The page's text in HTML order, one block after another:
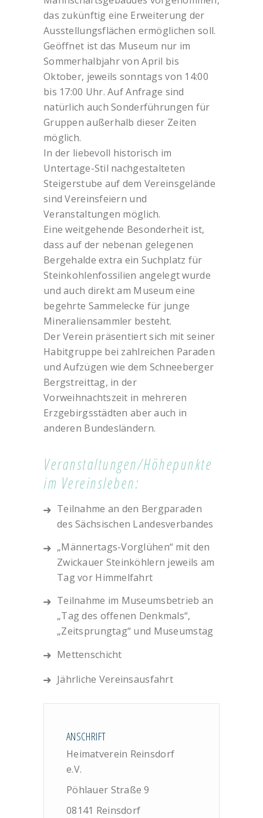
das zukünftig eine Erweiterung der
Ausstellungsflächen ermöglichen soll.
Geöffnet ist das Museum nur im
Sommerhalbjahr von April bis
Oktober, jeweils sonntags von 14:00
bis 17:00 Uhr. Auf Anfrage sind
natürlich auch Sonderführungen für
Gruppen außerhalb dieser Zeiten
möglich.
In der liebevoll historisch im
Untertage-Stil nachgestalteten
Steigerstube auf dem Vereinsgelände
sind Vereinsfeiern und
Veranstaltungen möglich.
Eine weitgehende Besonderheit ist,
dass auf der nebenan gelegenen
Bergehalde extra ein Suchplatz für
Steinkohlenfossilien angelegt wurde
und auch direkt am Museum eine
begehrte Sammelecke für junge
Mineraliensammler besteht.
Der Verein präsentiert sich mit seiner
Habitgruppe bei zahlreichen Paraden
und Aufzügen wie dem Schneeberger
Bergstreittag, in der
Vorweihnachtszeit in mehreren
Erzgebirgsstädten aber auch in
anderen Bundesländern.
Veranstaltungen/Höhepunkte
im Vereinsleben:
Teilnahme an den Bergparaden
des Sächsischen Landesverbandes
„Männertags-Vorglühen“ mit den
Zwickauer Steinköhlern jeweils am
Tag vor Himmelfahrt
Teilnahme im Museumsbetrieb an
„Tag des offenen Denkmals“,
„Zeitsprungtag“ und Museumstag
Mettenschicht
Jährliche Vereinsausfahrt
ANSCHRIFT
Heimatverein Reinsdorf
e.V.
Pöhlauer Straße 9
08141 Reinsdorf